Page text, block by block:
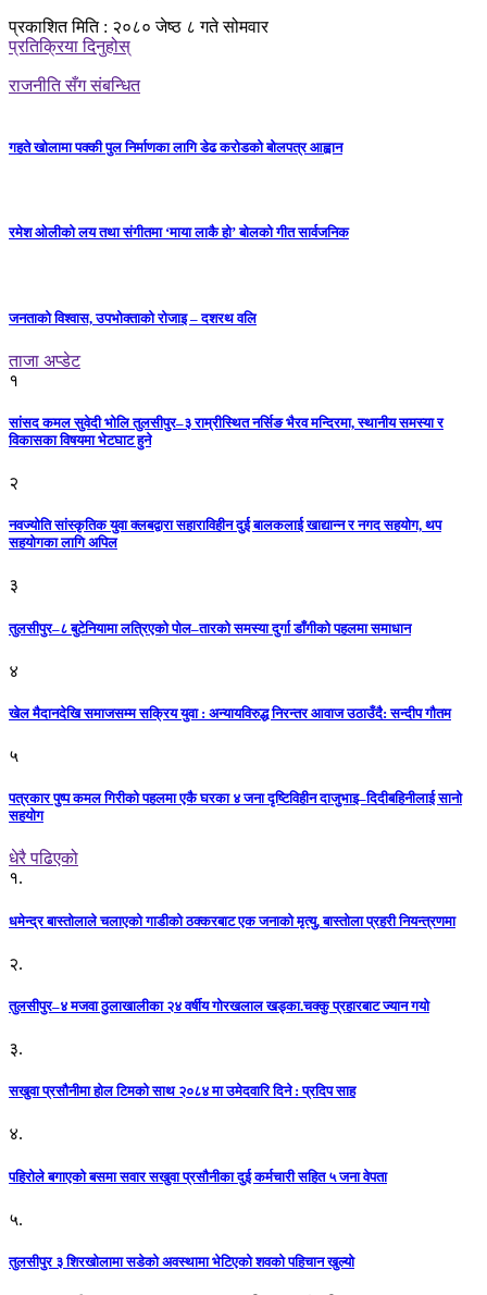
प्रकाशित मिति : २०८० जेष्ठ ८ गते सोमवार
प्रतिक्रिया दिनुहोस्
राजनीति सँग संबन्धित
गहते खोलामा पक्की पुल निर्माणका लागि डेढ करोडको बोलपत्र आह्वान
रमेश ओलीको लय तथा संगीतमा ‘माया लाकै हो’ बोलको गीत सार्वजनिक
जनताको विश्वास, उपभोक्ताको रोजाइ – दशरथ वलि
ताजा अप्डेट
१
सांसद कमल सुवेदी भोलि तुलसीपुर–३ राम्रीस्थित नर्सिङ भैरव मन्दिरमा, स्थानीय समस्या र
विकासका विषयमा भेटघाट हुने
२
नवज्योति सांस्कृतिक युवा क्लबद्वारा सहाराविहीन दुई बालकलाई खाद्यान्न र नगद सहयोग, थप
सहयोगका लागि अपिल
३
तुलसीपुर–८ बुटेनियामा लत्रिएको पोल–तारको समस्या दुर्गा डाँगीको पहलमा समाधान
४
खेल मैदानदेखि समाजसम्म सक्रिय युवा : अन्यायविरुद्ध निरन्तर आवाज उठाउँदै: सन्दीप गौतम
५
पत्रकार पुष्प कमल गिरीको पहलमा एकै घरका ४ जना दृष्टिविहीन दाजुभाइ–दिदीबहिनीलाई सानो
सहयोग
धेरै पढिएको
१.
धमेन्द्र बास्तोलाले चलाएको गाडीको ठक्करबाट एक जनाको मृत्यु, बास्तोला प्रहरी नियन्त्रणमा
२.
तुलसीपुर–४ मजवा ठुलाखालीका २४ वर्षीय गोरखलाल खड्का.चक्कु प्रहारबाट ज्यान गयो
३.
सखुवा प्रसौनीमा होल टिमको साथ २०८४ मा उमेदवारि दिने : प्रदिप साह
४.
पहिराेले बगाएकाे बसमा सवार सखुवा प्रसाैनीका दुई कर्मचारी सहित ५ जना वेपता
५.
तुलसीपुर ३ शिरखोलामा सडेको अवस्थामा भेटिएको शवको पहिचान खुल्यो